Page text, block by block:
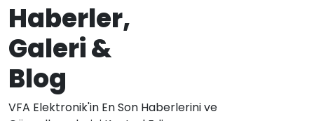
Haberler,
Galeri &
Blog
VFA Elektronik'in En Son Haberlerini ve